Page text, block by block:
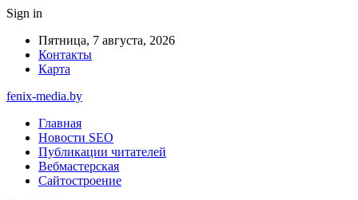
Sign in
Пятница, 7 августа, 2026
Контакты
Карта
fenix-media.by
Главная
Новости SEO
Публикации читателей
Вебмастерская
Сайтостроение